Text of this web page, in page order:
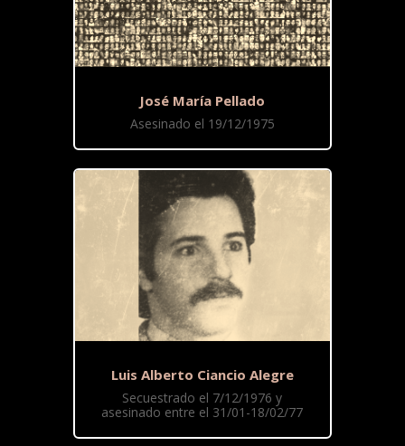
José María Pellado
Asesinado el 19/12/1975
Luis Alberto Ciancio Alegre
Secuestrado el 7/12/1976 y
asesinado entre el 31/01-18/02/77